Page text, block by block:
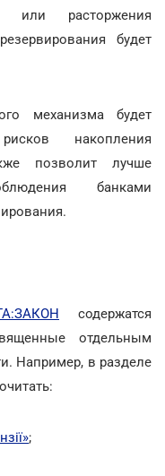
или расторжения
будет
механизма будет
накопления
позволит лучше
банками
содержатся
отдельным
Например, в разделе
;